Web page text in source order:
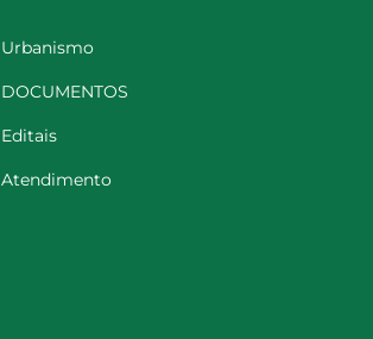
Urbanismo
DOCUMENTOS
Editais
Atendimento